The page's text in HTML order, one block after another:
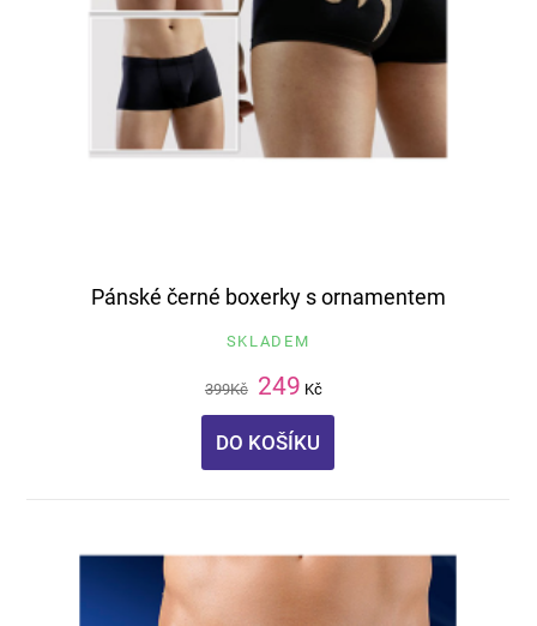
Pánské černé boxerky s ornamentem
SKLADEM
399Kč 249 Kč
DO KOŠÍKU